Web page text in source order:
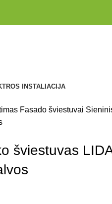
INSTALIACIJA
Fasado šviestuvai
šviestuvas